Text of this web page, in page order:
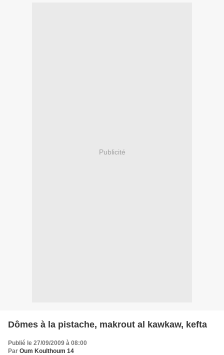
Publicité
Dômes à la pistache, makrout al kawkaw, kefta
Publié le 27/09/2009 à 08:00
Par Oum Koulthoum 14